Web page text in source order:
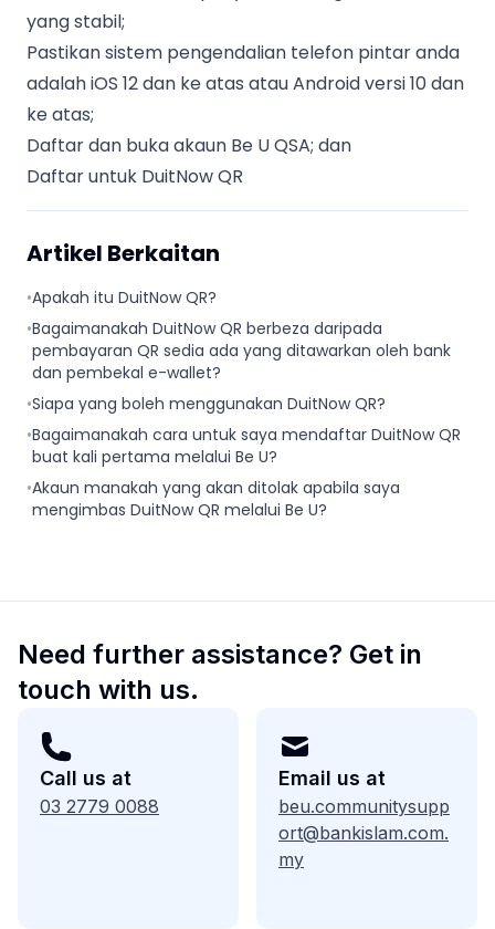
yang stabil;
Pastikan sistem pengendalian telefon pintar anda
adalah iOS 12 dan ke atas atau Android versi 10 dan
ke atas;
Daftar dan buka akaun Be U QSA; dan
Daftar untuk DuitNow QR
Artikel Berkaitan
•Apakah itu DuitNow QR?
•Bagaimanakah DuitNow QR berbeza daripada
pembayaran QR sedia ada yang ditawarkan oleh bank
dan pembekal e-wallet?
•Siapa yang boleh menggunakan DuitNow QR?
•Bagaimanakah cara untuk saya mendaftar DuitNow QR
buat kali pertama melalui Be U?
•Akaun manakah yang akan ditolak apabila saya
mengimbas DuitNow QR melalui Be U?
Need further assistance? Get in
touch with us.
Call us at
03 2779 0088
Email us at
beu.communitysupp
ort@bankislam.com.
my